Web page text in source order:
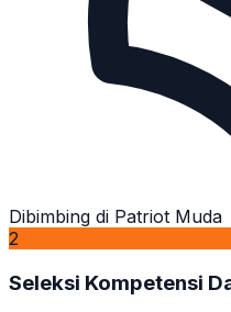
Dibimbing di Patriot Muda
2
Seleksi Kompetensi